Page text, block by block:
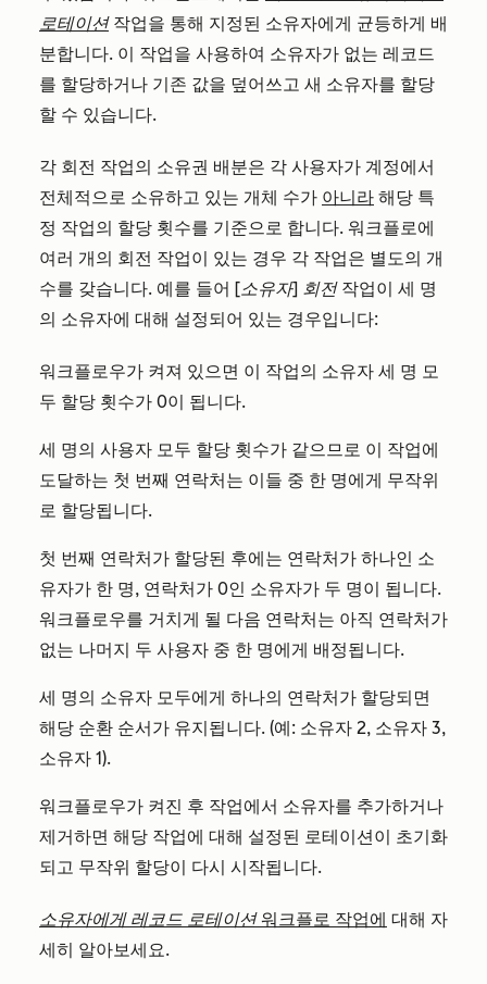
로테이션작업을 통해 지정된 소유자에게 균등하게 배
분합니다. 이 작업을 사용하여 소유자가 없는 레코드
를 할당하거나 기존 값을 덮어쓰고 새 소유자를 할당
할 수 있습니다.
각 회전 작업의 소유권 배분은 각 사용자가 계정에서
전체적으로 소유하고 있는 개체 수가 아니라 해당 특
정 작업의 할당 횟수를 기준으로 합니다. 워크플로에
여러 개의 회전 작업이 있는 경우 각 작업은 별도의 개
수를 갖습니다. 예를 들어 [소유자] 회전작업이 세 명
의 소유자에 대해 설정되어 있는 경우입니다:
워크플로우가 켜져 있으면 이 작업의 소유자 세 명 모
두 할당 횟수가 0이 됩니다.
세 명의 사용자 모두 할당 횟수가 같으므로 이 작업에
도달하는 첫 번째 연락처는 이들 중 한 명에게 무작위
로 할당됩니다.
첫 번째 연락처가 할당된 후에는 연락처가 하나인 소
유자가 한 명, 연락처가 0인 소유자가 두 명이 됩니다.
워크플로우를 거치게 될 다음 연락처는 아직 연락처가
없는 나머지 두 사용자 중 한 명에게 배정됩니다.
세 명의 소유자 모두에게 하나의 연락처가 할당되면
해당 순환 순서가 유지됩니다. (예: 소유자 2, 소유자 3,
소유자 1).
워크플로우가 켜진 후 작업에서 소유자를 추가하거나
제거하면 해당 작업에 대해 설정된 로테이션이 초기화
되고 무작위 할당이 다시 시작됩니다.
소유자에게 레코드 로테이션워크플로 작업에 대해 자
세히 알아보세요.